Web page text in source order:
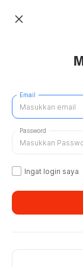
close
Email
Password
Ingat login saya